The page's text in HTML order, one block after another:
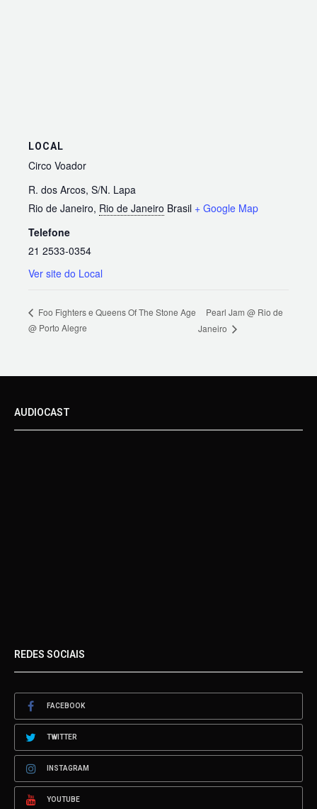
LOCAL
Circo Voador
R. dos Arcos, S/N. Lapa
Rio de Janeiro, Rio de Janeiro Brasil + Google Map
Telefone
21 2533-0354
Ver site do Local
Foo Fighters e Queens Of The Stone Age
@ Porto Alegre
Pearl Jam @ Rio de
Janeiro
AUDIOCAST
REDES SOCIAIS
FACEBOOK
TWITTER
INSTAGRAM
YOUTUBE